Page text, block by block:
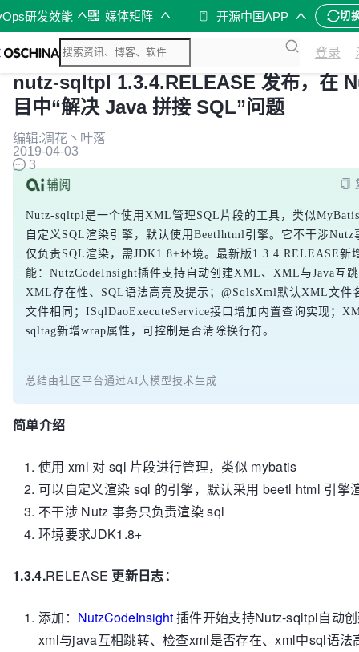
研发效能 媒体矩阵 开源中国APP 切
登录
nutz-sqltpl 1.3.4.RELEASE 发布，在
目中“解决 Java 拼接 SQL”问题
编辑:凋花丶叶落
2019-04-03
3
Nutz-sqltpl是一个使用XML管理SQL片段的工具，类似
自定义SQL渲染引擎，默认使用Beetlhtml引擎。它不干涉Nutz
仅负责SQL渲染，需JDK1.8+环境。最新版1.3.4.RELEASE新
能：NutzCodeInsight插件支持自动创建XML、XML与Java互
XML存在性、SQL语法高亮及提示；@SqlsXml默认XML文件
文件相同；ISqlDaoExecuteService接口增加内置查询实现；
sqltag新增wrap属性，可控制是否清除换行符。
总结由社区平台通过AI大模型技术生成
简单介绍
使用 xml 对 sql 片段进行管理，类似 mybatis
可以自定义渲染 sql 的引擎，默认采用 beetl html 引擎
不干涉 Nutz 事务只负责渲染 sql
环境要求JDK1.8+
1.3.4.RELEASE 更新日志：
添加： NutzCodeInsight插件开始支持Nutz-sqltpl自动
xml与java互相跳转、检查xml是否存在、xml中sql语法